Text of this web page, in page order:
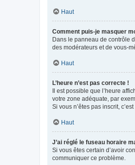
Haut
Comment puis-je masquer
Dans le panneau de contrôle
des modérateurs et de vous-
Haut
L’heure n’est pas correcte !
Il est possible que l’heure
votre zone adéquate, par
Si vous n’êtes pas inscrit,
Haut
J’ai réglé le fuseau horaire
Si vous êtes certain d’avoir
communiquer ce problème.